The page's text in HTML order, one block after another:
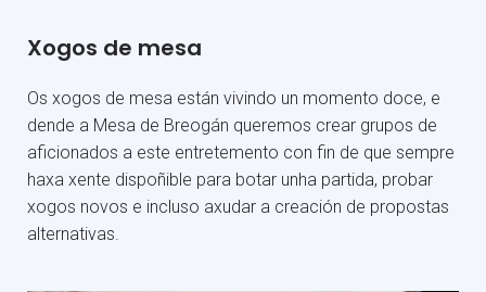
Xogos de mesa
Os xogos de mesa están vivindo un momento doce, e
dende a Mesa de Breogán queremos crear grupos de
aficionados a este entretemento con fin de que sempre
haxa xente dispoñible para botar unha partida, probar
xogos novos e incluso axudar a creación de propostas
alternativas.